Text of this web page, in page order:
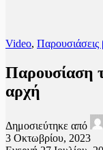
Video, Παρουσιάσεις
Παρουσίαση
αρχή
Δημοσιεύτηκε από
3 Οκτωβρίου, 2023